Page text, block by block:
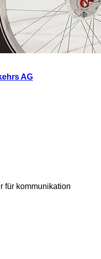
AG
für kommunikation